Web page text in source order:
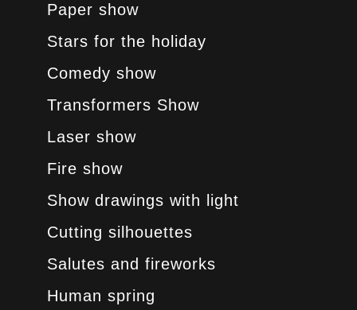
Paper show
Stars for the holiday
Comedy show
Transformers Show
Laser show
Fire show
Show drawings with light
Cutting silhouettes
Salutes and fireworks
Human spring